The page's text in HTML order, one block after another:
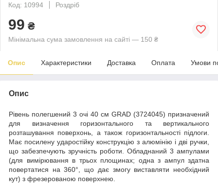
Код: 10994
Роздріб
99 ₴
Мінімальна сума замовлення на сайті — 150 ₴
Опис Характеристики Доставка Оплата Умови
Опис
Рівень полегшений 3 очі 40 см GRAD (3724045) призначений
для визначення горизонтального та вертикального
розташування поверхонь, а також горизонтальності підлоги.
Має посилену ударостійку конструкцію з алюмінію і дві ручки,
що забезпечують зручність роботи. Обладнаний 3 ампулами
(для вимірювання в трьох площинах; одна з ампул здатна
повертатися на 360°, що дає змогу виставляти необхідний
кут) з фрезерованою поверхнею.